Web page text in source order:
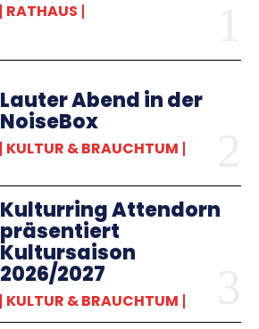
RATHAUS
Lauter Abend in der
NoiseBox
KULTUR & BRAUCHTUM
Kulturring Attendorn
präsentiert
Kultursaison
2026/2027
KULTUR & BRAUCHTUM